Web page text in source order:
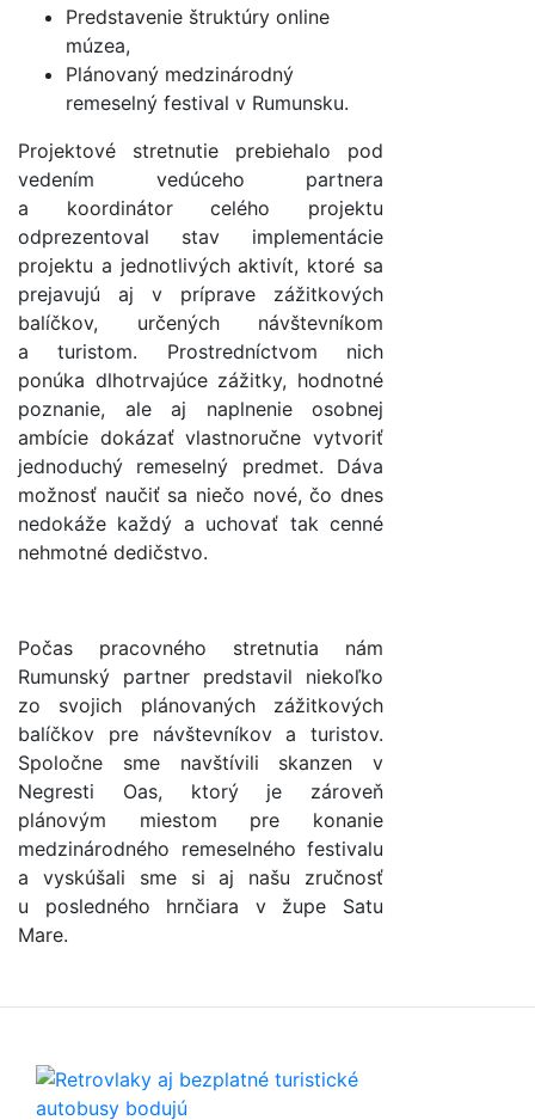
Predstavenie štruktúry online
múzea,
Plánovaný medzinárodný
remeselný festival v Rumunsku.
Projektové stretnutie prebiehalo pod
vedením vedúceho partnera
a koordinátor celého projektu
odprezentoval stav implementácie
projektu a jednotlivých aktivít, ktoré sa
prejavujú aj v príprave zážitkových
balíčkov, určených návštevníkom
a turistom. Prostredníctvom nich
ponúka dlhotrvajúce zážitky, hodnotné
poznanie, ale aj naplnenie osobnej
ambície dokázať vlastnoručne vytvoriť
jednoduchý remeselný predmet. Dáva
možnosť naučiť sa niečo nové, čo dnes
nedokáže každý a uchovať tak cenné
nehmotné dedičstvo.
Počas pracovného stretnutia nám
Rumunský partner predstavil niekoľko
zo svojich plánovaných zážitkových
balíčkov pre návštevníkov a turistov.
Spoločne sme navštívili skanzen v
Negresti Oas, ktorý je zároveň
plánovým miestom pre konanie
medzinárodného remeselného festivalu
a vyskúšali sme si aj našu zručnosť
u posledného hrnčiara v župe Satu
Mare.